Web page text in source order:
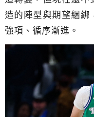
造的陣型與期望綑綁
強項、循序漸進。